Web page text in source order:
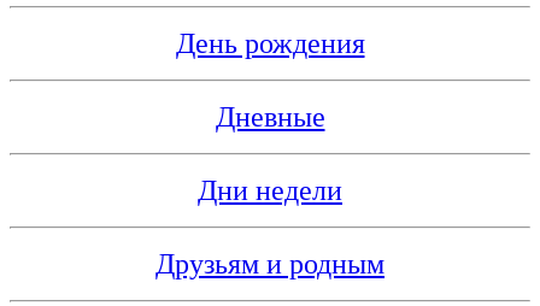
День рождения
Дневные
Дни недели
Друзьям и родным